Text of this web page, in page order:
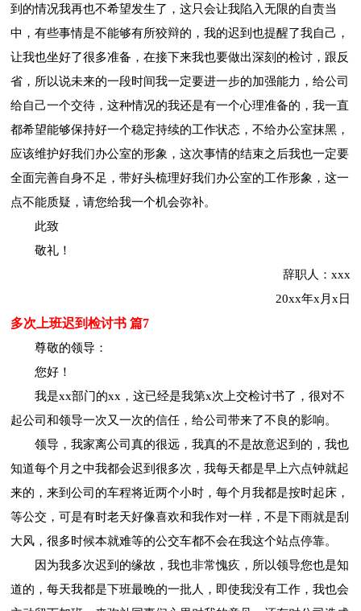
到的情况我再也不希望发生了，这只会让我陷入无限的自责当
中，有些事情是不能够有所狡辩的，我的迟到也提醒了我自己，
让我也坐好了很多准备，在接下来我也要做出深刻的检讨，跟反
省，所以说未来的一段时间我一定要进一步的加强能力，给公司
给自己一个交待，这种情况的我还是有一个心理准备的，我一直
都希望能够保持好一个稳定持续的工作状态，不给办公室抹黑，
应该维护好我们办公室的形象，这次事情的结束之后我也一定要
全面完善自身不足，带好头梳理好我们办公室的工作形象，这一
点不能质疑，请您给我一个机会弥补。
此致
敬礼！
辞职人：xxx
20xx年x月x日
多次上班迟到检讨书 篇7
尊敬的领导：
您好！
我是xx部门的xx，这已经是我第x次上交检讨书了，很对不
起公司和领导一次又一次的信任，给公司带来了不良的影响。
领导，我家离公司真的很远，我真的不是故意迟到的，我也
知道每个月之中我都会迟到很多次，我每天都是早上六点钟就起
来的，来到公司的车程将近两个小时，每个月我都是按时起床，
等公交，可是有时老天好像喜欢和我作对一样，不是下雨就是刮
大风，很多时候本就难等的公交车都不会在我这个站点停靠。
因为我多次迟到的缘故，我也非常愧疚，所以领导您也是知
道的，每天我都是下班最晚的一批人，即使我没有工作，我也会